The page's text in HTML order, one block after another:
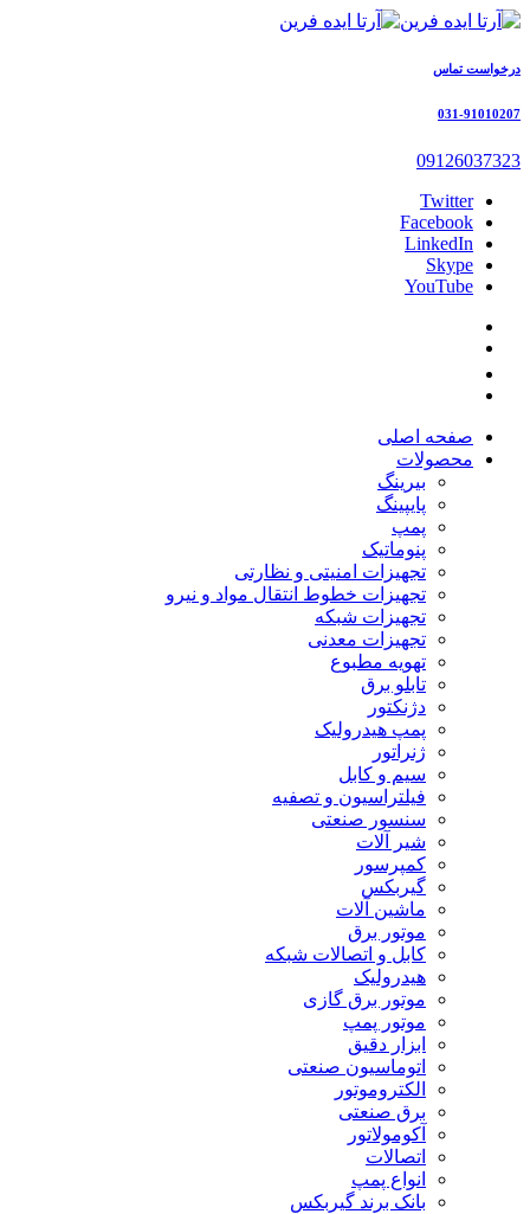
درخواست تماس
031-91010207
09126037323
Twitter
Facebook
LinkedIn
Skype
YouTube
صفحه اصلی
محصولات
بیرینگ
پایپینگ
پمپ
پنوماتیک
تجهیزات امنیتی و نظارتی
تجهیزات خطوط انتقال مواد و نیرو
تجهیزات شبکه
تجهیزات معدنی
تهویه مطبوع
تابلو برق
دژنکتور
پمپ هیدرولیک
ژنراتور
سیم و کابل
فیلتراسیون و تصفیه
سنسور صنعتی
شیر آلات
کمپرسور
گیربکس
ماشین آلات
موتور برق
کابل و اتصالات شبکه
هیدرولیک
موتور برق گازی
موتور پمپ
ابزار دقیق
اتوماسیون صنعتی
الکتروموتور
برق صنعتی
آکومولاتور
اتصالات
انواع پمپ
بانک برند گیربکس